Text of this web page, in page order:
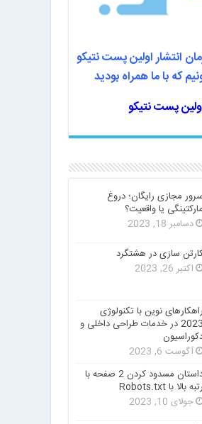
از زمان انتشار اولین پست نتیکو
که با ما همراه بودید
پست نتیکو
سرور مجازی رایگان؛ دروغ
مارکتینگی یا واقعیت؟
دسامبر 18, 2023
سازی در هشتگرد
اکتبر 26, 2023
راهکارهای نوین با تکنولوژی
2023 در خدمات طراحی داخلی و
آگوست 6, 2023
داستان مسدود کردن 2 صفحه با
رتبه بالا با Robots.txt
جولای 10, 2023